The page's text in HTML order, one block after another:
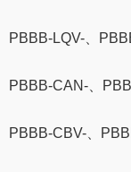
PBBB-LQV-、
PBBB-CAN-、
PBBB-CBV-、